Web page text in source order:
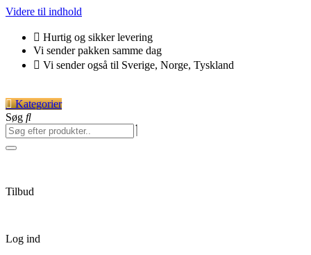
Videre til indhold
Hurtig og sikker levering
Vi sender pakken samme dag
Vi sender også til Sverige, Norge, Tyskland
Kategorier
Søg
Tilbud
Log ind